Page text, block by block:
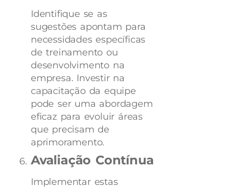
Identifique se as
sugestões apontam para
necessidades específicas
de treinamento ou
desenvolvimento na
empresa. Investir na
capacitação da equipe
pode ser uma abordagem
eficaz para evoluir áreas
que precisam de
aprimoramento.
Avaliação Contínua
Implementar estas